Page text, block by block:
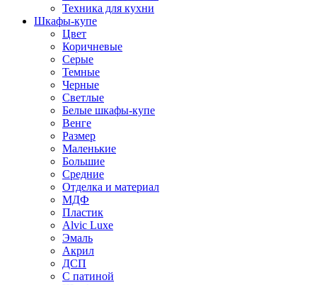
Техника для кухни
Шкафы-купе
Цвет
Коричневые
Серые
Темные
Черные
Светлые
Белые шкафы-купе
Венге
Размер
Маленькие
Большие
Средние
Отделка и материал
МДФ
Пластик
Alvic Luxe
Эмаль
Акрил
ДСП
С патиной